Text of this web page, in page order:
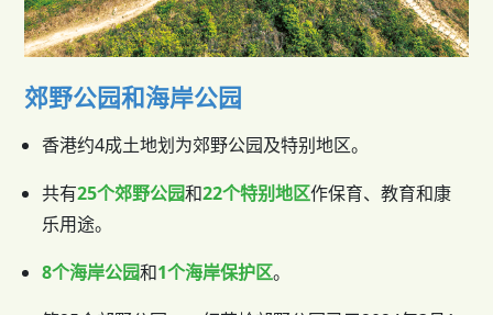
郊野公园和海岸公园
香港约4成土地划为郊野公园及特别地区。
共有25个郊野公园和22个特别地区作保育、教育和康
乐用途。
8个海岸公园和1个海岸保护区。